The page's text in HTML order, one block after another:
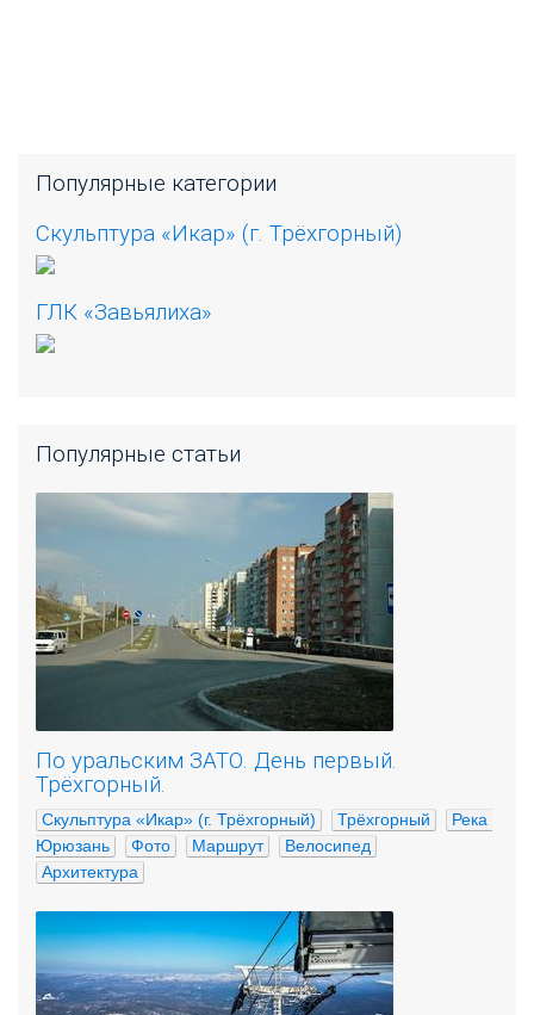
Популярные категории
Скульптура «Икар» (г. Трёхгорный)
ГЛК «Завьялиха»
Популярные статьи
По уральским ЗАТО. День первый.
Трёхгорный.
Скульптура «Икар» (г. Трёхгорный) Трёхгорный
Река
Юрюзань
Фото Маршрут
Велосипед
Архитектура